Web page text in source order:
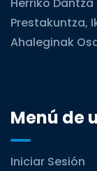
Herriko
Prestakuntza,
Ahaleginak
Menú de
Iniciar Sesión